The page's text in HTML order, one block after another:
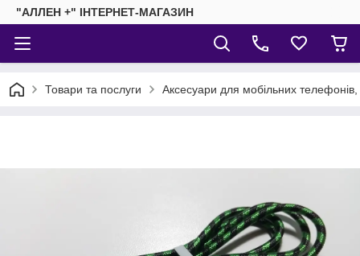
"АЛЛЕН +" ІНТЕРНЕТ-МАГАЗИН
Товари та послуги Аксесуари для мобільних